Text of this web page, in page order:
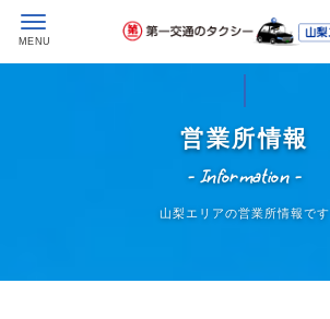
営業所情報
- Information -
山梨エリアの営業所情報です